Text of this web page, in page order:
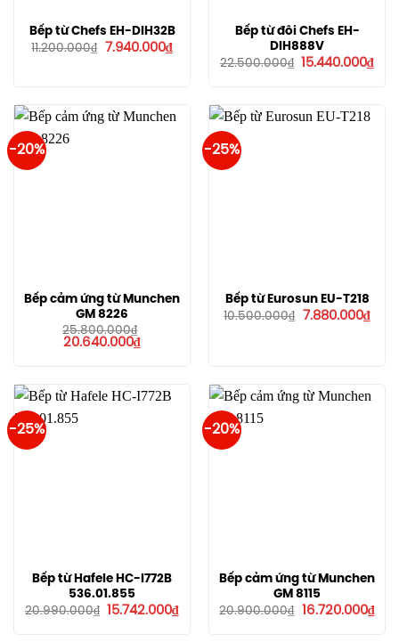
Bếp từ Chefs EH-DIH32B
11.200.000₫
Giá
7.940.000₫Giá
hiện
Bếp từ đôi Chefs EH-
DIH888V
22.500.000₫ Giá
15.440.000₫Giá
hiện
-20%
Bếp cảm ứng từ Munchen
GM 8226
25.800.000₫
Giá
20.640.000₫Giá
hiện
20.640.000₫.
-25%
Bếp từ Eurosun EU-T218
10.500.000₫
Giá
7.880.000₫Giá
hiện
-25%
Bếp từ Hafele HC-I772B
536.01.855
20.990.000₫ Giá
15.742.000₫Giá
hiện
-20%
Bếp cảm ứng từ Munchen
GM 8115
20.900.000₫
Giá
16.720.000₫Giá
hiện